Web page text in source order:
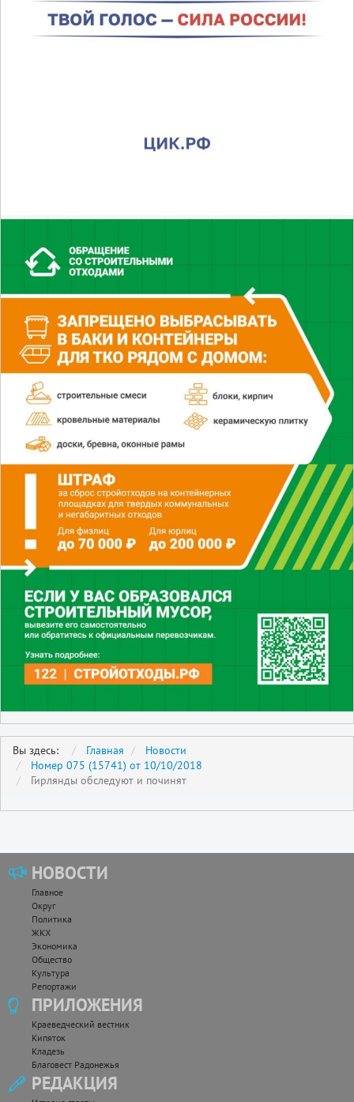
Вы здесь: Главная
Новости
Номер 075 (15741) от 10/10/2018
Гирлянды обследуют и починят
НОВОСТИ
Главное
Округ
Политика
ЖКХ
Экономика
Общество
Культура
Репортажи
ПРИЛОЖЕНИЯ
Краеведческий вестник
Кипяток
Кладезь
Благовест Радонежья
РЕДАКЦИЯ